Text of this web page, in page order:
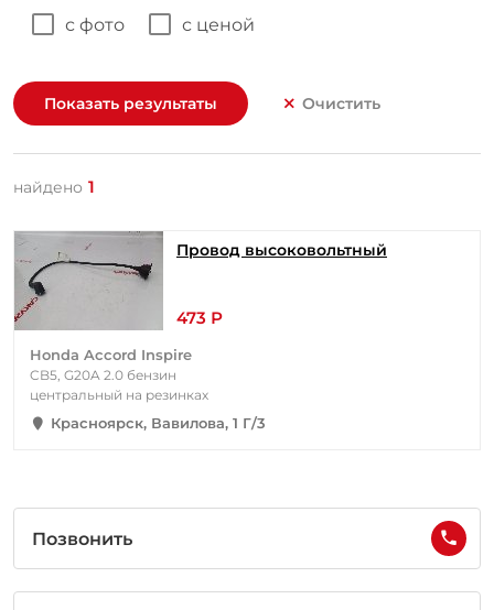
с фото с ценой
Показать результаты Очистить
найдено 1
Провод высоковольтный
473 Р
Honda Accord Inspire
CB5, G20A 2.0 бензин
центральный на резинках
Красноярск, Вавилова, 1 Г/3
Позвонить